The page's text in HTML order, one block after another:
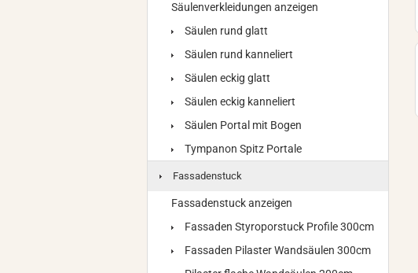
Säulenverkleidungen anzeigen
Säulen rund glatt
Säulen rund kanneliert
Säulen eckig glatt
Säulen eckig kanneliert
Säulen Portal mit Bogen
Tympanon Spitz Portale
Fassadenstuck
Fassadenstuck anzeigen
Fassaden Styroporstuck Profile 300cm
Fassaden Pilaster Wandsäulen 300cm